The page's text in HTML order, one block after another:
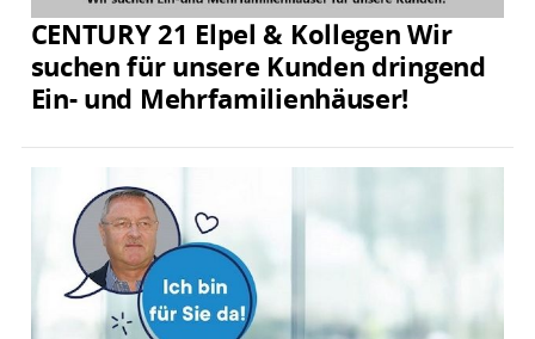
CENTURY 21 Elpel & Kollegen Wir
suchen für unsere Kunden dringend
Ein- und Mehrfamilienhäuser!